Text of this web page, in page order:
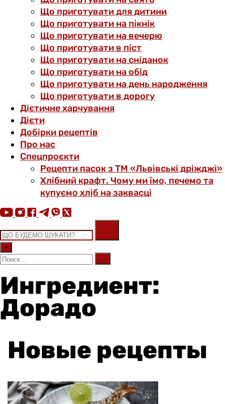
Що приготувати для дитини
Що приготувати на пікнік
Що приготувати на вечерю
Що приготувати в піст
Що приготувати на сніданок
Що приготувати на обід
Що приготувати на день народження
Що приготувати в дорогу
Дієтичне харчування
Дієти
Добірки рецептів
Про нас
Спецпроєкти
Рецепти пасок з ТМ «Львівські дріжджі»
Хлібний крафт. Чому ми їмо, печемо та
купуємо хліб на заквасці
×
Ингредиент:
Дорадо
Новые рецепты